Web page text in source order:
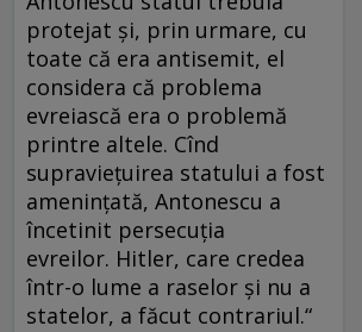
protejat şi, prin urmare, cu
toate că era antisemit, el
considera că problema
evreiască era o problemă
printre altele. Cînd
supravieţuirea statului a fost
ameninţată, Antonescu a
încetinit persecuţia
evreilor. Hitler, care credea
într-o lume a raselor şi nu a
statelor, a făcut contrariul.“